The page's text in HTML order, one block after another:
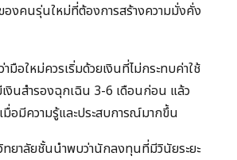
องคนรุ่นใหม่ที่ต้องการสร้างความมั่งคั่ง
มือใหม่ควรเริ่มด้วยเงินที่ไม่กระทบค่าใช้
เงินสำรองฉุกเฉิน 3-6 เดือนก่อน แล้ว
อมีความรู้และประสบการณ์มากขึ้น
ทยาลัยชั้นนำพบว่านักลงทุนที่มีวินัยระยะ